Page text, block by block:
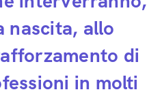
nascita, allo
di
in molti